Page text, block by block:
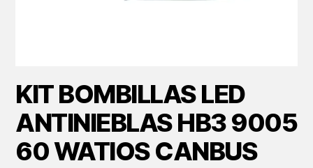
KIT BOMBILLAS LED
ANTINIEBLAS HB3 9005
60 WATIOS CANBUS